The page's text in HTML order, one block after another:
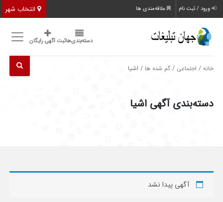
انتخاب شهر ورود / ثبت نام علاقه‌مندی ها
دسته‌بندی‌هاثبت اگهی رایگان
خانه / اجتماعی /گم شده ها / اشیا
دسته‌بندی آگهی اشیا
آگهی پیدا نشد